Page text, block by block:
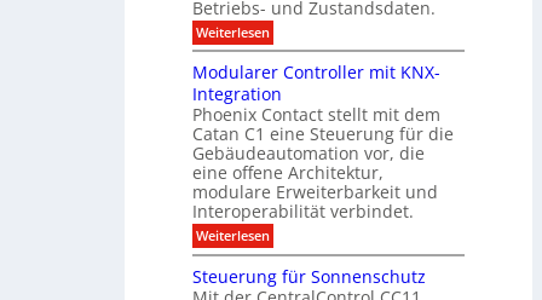
a
g
r
a
u
c
h
m
e
l
d
e
d
u
n
g
s
z
e
n
t
r
u
m
0
2
6
g
h
t
e
r
f
o
l
g
r
e
i
c
s
t
s
n
s
o
r
m
i
t
D
i
s
p
a
Betriebs- und Zustandsdaten.
Weiterlesen:
E
g
e
-
A
I
f
ü
r
G
e
b
u
Modularer Controller mit KNX-
Integration
Phoenix Contact stellt mit dem
Catan C1 eine Steuerung für die
Gebäudeautomation vor, die
eine offene Architektur,
modulare Erweiterbarkeit und
Interoperabilität verbindet.
Weiterlesen:
M
d
Steuerung für Sonnenschutz